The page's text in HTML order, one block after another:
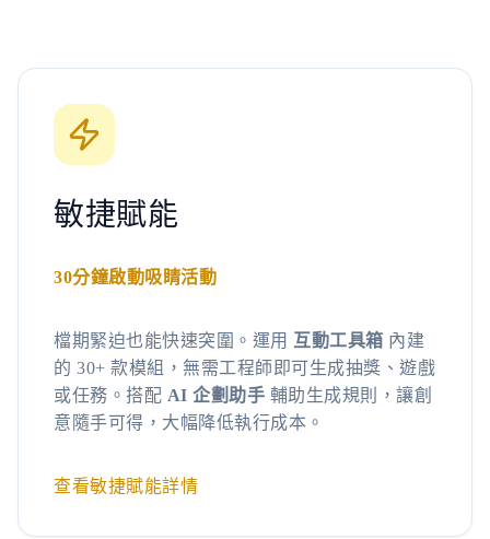
敏捷賦能
30分鐘啟動吸睛活動
檔期緊迫也能快速突圍。運用 互動工具箱 內建
的 30+ 款模組，無需工程師即可生成抽獎、遊戲
或任務。搭配 AI 企劃助手 輔助生成規則，讓創
意隨手可得，大幅降低執行成本。
查看敏捷賦能詳情